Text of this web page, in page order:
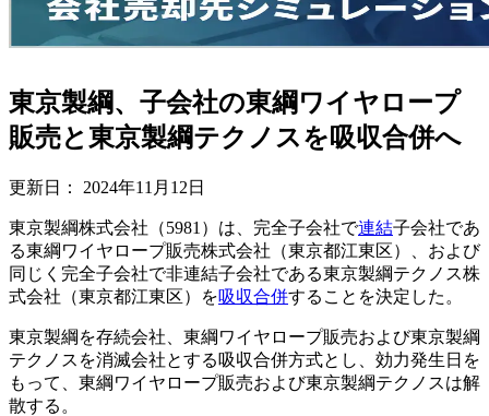
東京製綱、子会社の東綱ワイヤロープ
販売と東京製綱テクノスを吸収合併へ
更新日： 2024年11月12日
東京製綱株式会社（5981）は、完全子会社で連結子会社であ
る東綱ワイヤロープ販売株式会社（東京都江東区）、および
同じく完全子会社で非連結子会社である東京製綱テクノス株
式会社（東京都江東区）を吸収合併することを決定した。
東京製綱を存続会社、東綱ワイヤロープ販売および東京製綱
テクノスを消滅会社とする吸収合併方式とし、効力発生日を
もって、東綱ワイヤロープ販売および東京製綱テクノスは解
散する。